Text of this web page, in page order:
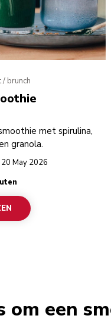
/ brunch
met spirulina,
granola.
May 2026
om een